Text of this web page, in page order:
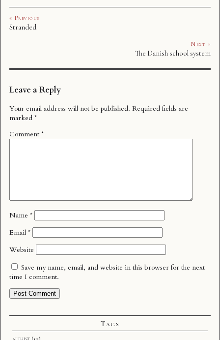
« Previous
Stranded
Next »
The Danish school system
Leave a Reply
Your email address will not be published. Required fields are
marked *
Comment *
Name *
Email *
Website
Save my name, email, and website in this browser for the next
time I comment.
Tags